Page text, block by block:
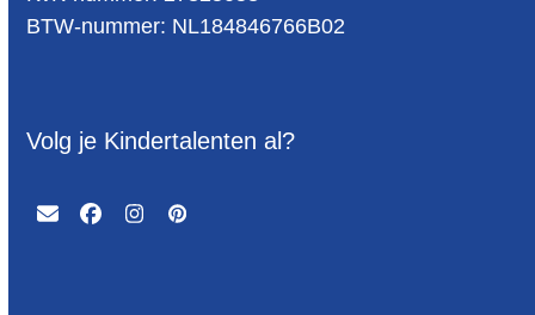
BTW-num­mer: NL184846766B02
Volg je Kindertalenten al?
EmailFacebook
Instagram
Pinterest